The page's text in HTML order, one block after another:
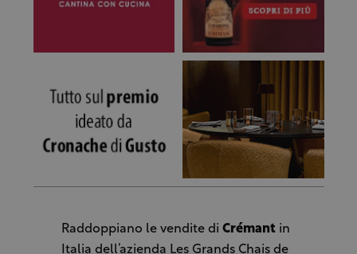
Raddoppiano le vendite di Crémantin
Italia dell’azienda Les Grands Chais de